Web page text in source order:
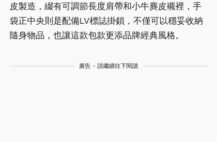
皮製造，綴有可調節長度肩帶和小牛麂皮襯裡，手
袋正中央則是配備LV標誌掛鎖，不僅可以穩妥收納
隨身物品，也讓這款包款更添品牌經典風格。
廣告 - 請繼續往下閱讀